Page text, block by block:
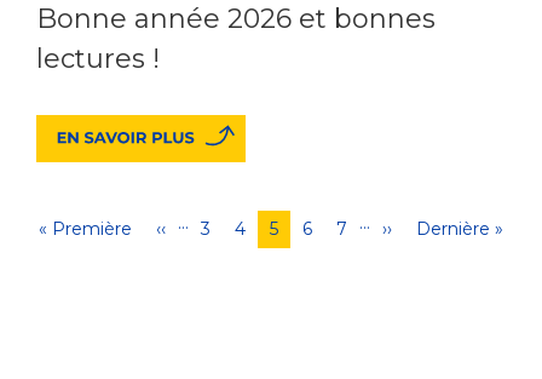
Bonne année 2026 et bonnes
lectures !
Pagination
Première
« Première
Page
‹‹ … Page
3 Page
4
Page
courante
5 Page
6 Page
7 …
Page
››
Dernière
Dernière »